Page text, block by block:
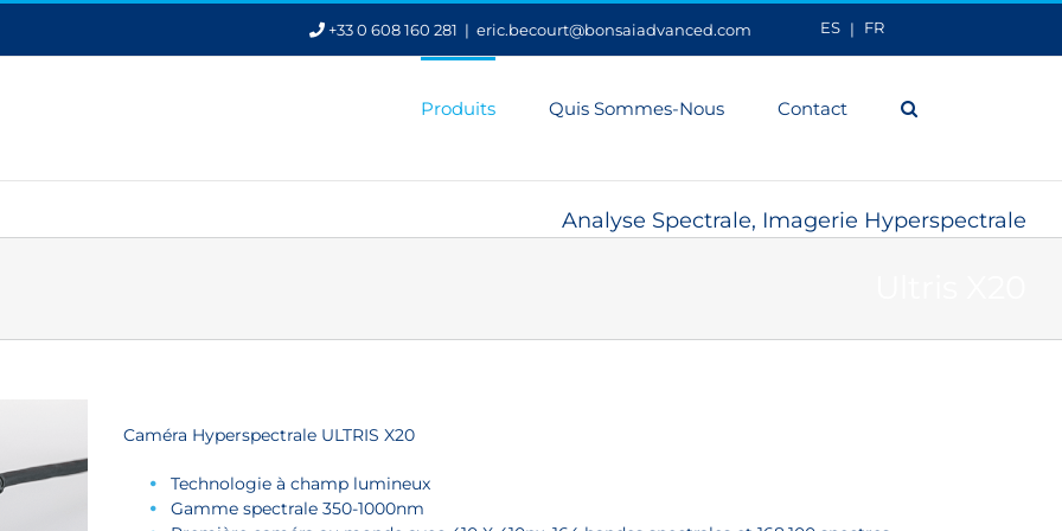
ES FR
+33 0 608 160 281 | eric.becourt@bonsaiadvanced.com
Produits Quis Sommes-Nous Contact
Analyse Spectrale, Imagerie Hyperspectrale
Caméra Hyperspectrale ULTRIS X20
Technologie à champ lumineux
Gamme spectrale 350-1000nm